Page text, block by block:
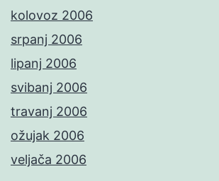
kolovoz 2006
srpanj 2006
lipanj 2006
svibanj 2006
travanj 2006
ožujak 2006
veljača 2006